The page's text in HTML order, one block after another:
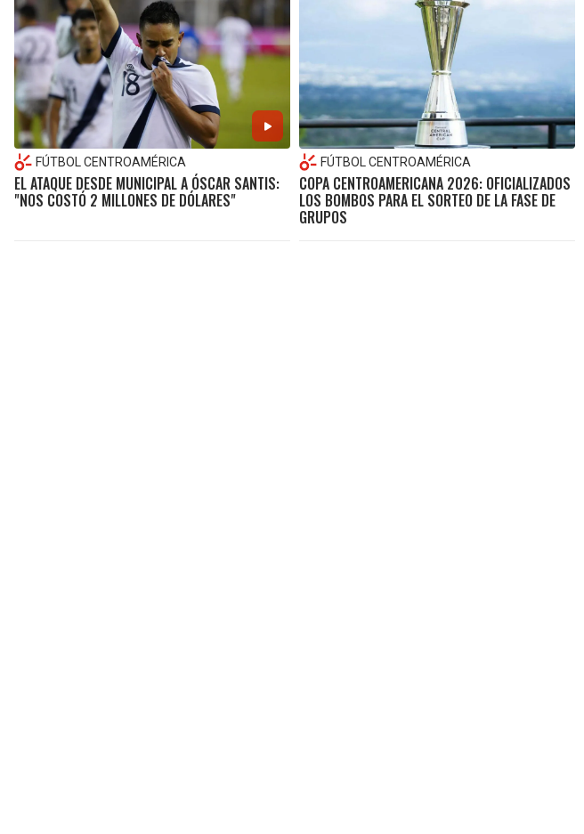
FÚTBOL CENTROAMÉRICA
EL ATAQUE DESDE MUNICIPAL A ÓSCAR SANTIS:
"NOS COSTÓ 2 MILLONES DE DÓLARES"
FÚTBOL CENTROAMÉRICA
COPA CENTROAMERICANA 2026: OFICIALIZADOS
LOS BOMBOS PARA EL SORTEO DE LA FASE DE
GRUPOS